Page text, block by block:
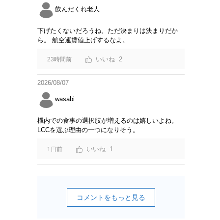
飲んだくれ老人
下げたくないだろうね。ただ決まりは決まりだか
ら。 航空運賃値上げするなよ。
23時間前 2
2026/08/07
wasabi
機内での食事の選択肢が増えるのは嬉しいよね。
LCCを選ぶ理由の一つになりそう。
1日前 1
コメントをもっと見る